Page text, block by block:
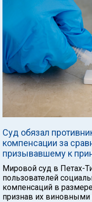
Суд обязал
компенсации за
призывавшему к
Мировой суд в Петах-
пользователей
компенсаций в
признав их виновными